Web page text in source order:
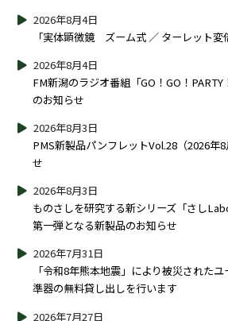
「実体顕微鏡 ズーム式 ／ ターレット変
2026年8月4日
FM新潟のラジオ番組「GO！GO！
のお知らせ
2026年8月4日
PMS新製品パンフレットVol.28（2026年
せ
2026年8月3日
ものさしを研究する新シリーズ「さし
第一弾となる新製品のお知らせ
2026年8月3日
「令和8年熊本地震」により被災された
準器の無料貸し出しを行います
2026年7月31日
2026年7月27日